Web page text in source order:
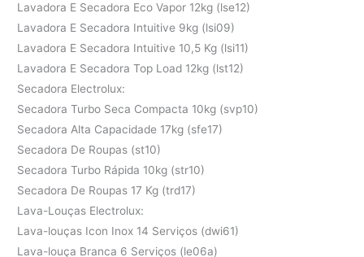
Lavadora E Secadora Eco Vapor 12kg (lse12)
Lavadora E Secadora Intuitive 9kg (lsi09)
Lavadora E Secadora Intuitive 10,5 Kg (lsi11)
Lavadora E Secadora Top Load 12kg (lst12)
Secadora Electrolux:
Secadora Turbo Seca Compacta 10kg (svp10)
Secadora Alta Capacidade 17kg (sfe17)
Secadora De Roupas (st10)
Secadora Turbo Rápida 10kg (str10)
Secadora De Roupas 17 Kg (trd17)
Lava-Louças Electrolux:
Lava-louças Icon Inox 14 Serviços (dwi61)
Lava-louça Branca 6 Serviços (le06a)